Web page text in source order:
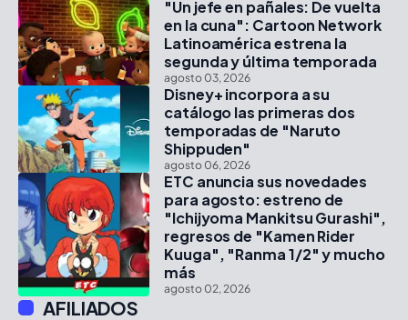
"Un jefe en pañales: De vuelta
en la cuna": Cartoon Network
Latinoamérica estrena la
segunda y última temporada
agosto 03, 2026
Disney+ incorpora a su
catálogo las primeras dos
temporadas de "Naruto
Shippuden"
agosto 06, 2026
ETC anuncia sus novedades
para agosto: estreno de
"Ichijyoma Mankitsu Gurashi",
regresos de "Kamen Rider
Kuuga", "Ranma 1/2" y mucho
más
agosto 02, 2026
AFILIADOS